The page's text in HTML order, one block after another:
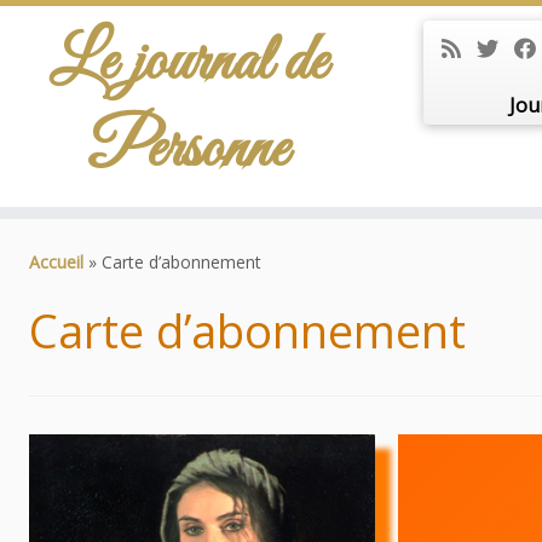
Le journal de
Personne
Accueil » Carte d’abonnement
Carte d’abonnement